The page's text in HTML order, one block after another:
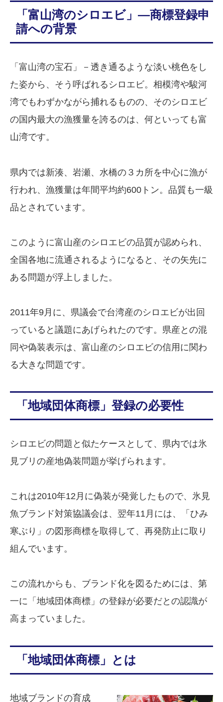
「富山湾のシロエビ」―商標登録申
請への背景
「富山湾の宝石」－透き通るような淡い桃色をし
た姿から、そう呼ばれるシロエビ。相模湾や駿河
湾でもわずかながら捕れるものの、そのシロエビ
の国内最大の漁獲量を誇るのは、何といっても富
山湾です。
県内では新湊、岩瀬、水橋の３カ所を中心に漁が
行われ、漁獲量は年間平均約600トン。品質も一級
品とされています。
このように富山産のシロエビの品質が認められ、
全国各地に流通されるようになると、その矢先に
ある問題が浮上しました。
2011年9月に、県議会で台湾産のシロエビが出回
っていると議題にあげられたのです。県産との混
同や偽装表示は、富山産のシロエビの信用に関わ
る大きな問題です。
「地域団体商標」登録の必要性
シロエビの問題と似たケースとして、県内では氷
見ブリの産地偽装問題が挙げられます。
これは2010年12月に偽装が発覚したもので、氷見
魚ブランド対策協議会は、翌年11月には、「ひみ
寒ぶり」の図形商標を取得して、再発防止に取り
組んでいます。
この流れからも、ブランド化を図るためには、第
一に「地域団体商標」の登録が必要だとの認識が
高まっていました。
「地域団体商標」とは
地域ブランドの育成